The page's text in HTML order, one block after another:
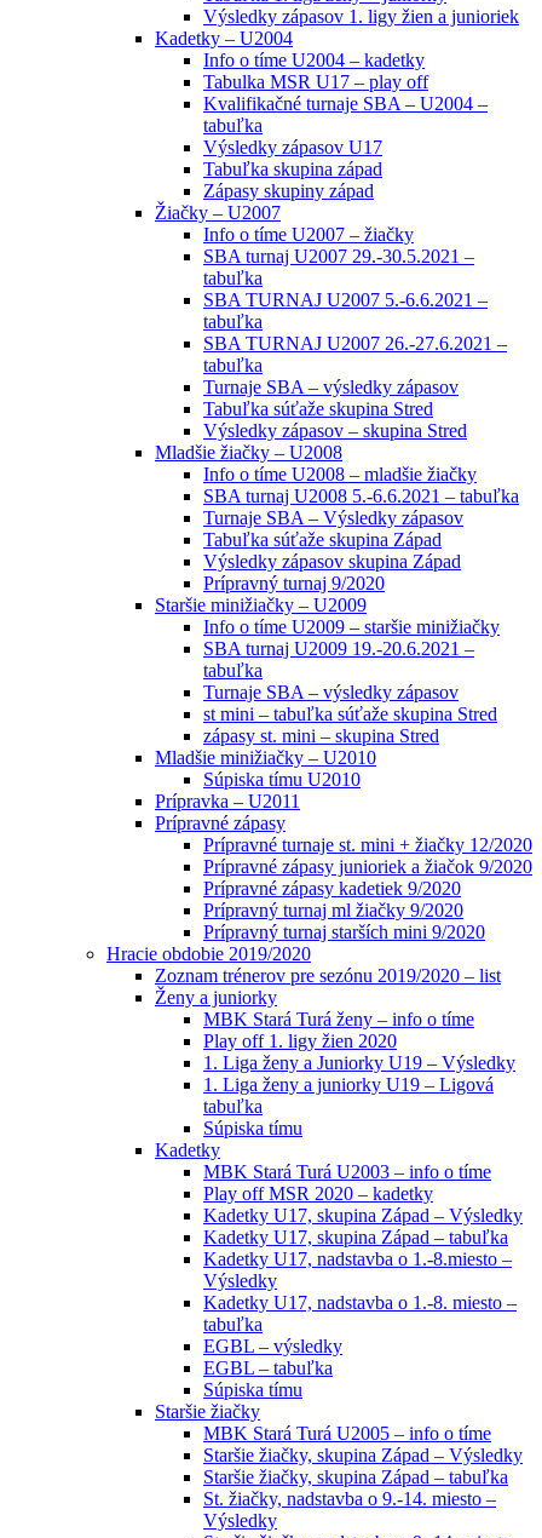
Výsledky zápasov 1. ligy žien a junioriek
Kadetky – U2004
Info o tíme U2004 – kadetky
Tabulka MSR U17 – play off
Kvalifikačné turnaje SBA – U2004 –
tabuľka
Výsledky zápasov U17
Tabuľka skupina západ
Zápasy skupiny západ
Žiačky – U2007
Info o tíme U2007 – žiačky
SBA turnaj U2007 29.-30.5.2021 –
tabuľka
SBA TURNAJ U2007 5.-6.6.2021 –
tabuľka
SBA TURNAJ U2007 26.-27.6.2021 –
tabuľka
Turnaje SBA – výsledky zápasov
Tabuľka súťaže skupina Stred
Výsledky zápasov – skupina Stred
Mladšie žiačky – U2008
Info o tíme U2008 – mladšie žiačky
SBA turnaj U2008 5.-6.6.2021 – tabuľka
Turnaje SBA – Výsledky zápasov
Tabuľka súťaže skupina Západ
Výsledky zápasov skupina Západ
Prípravný turnaj 9/2020
Staršie minižiačky – U2009
Info o tíme U2009 – staršie minižiačky
SBA turnaj U2009 19.-20.6.2021 –
tabuľka
Turnaje SBA – výsledky zápasov
st mini – tabuľka súťaže skupina Stred
zápasy st. mini – skupina Stred
Mladšie minižiačky – U2010
Súpiska tímu U2010
Prípravka – U2011
Prípravné zápasy
Prípravné turnaje st. mini + žiačky 12/2020
Prípravné zápasy junioriek a žiačok 9/2020
Prípravné zápasy kadetiek 9/2020
Prípravný turnaj ml žiačky 9/2020
Prípravný turnaj starších mini 9/2020
Hracie obdobie 2019/2020
Zoznam trénerov pre sezónu 2019/2020 – list
Ženy a juniorky
MBK Stará Turá ženy – info o tíme
Play off 1. ligy žien 2020
1. Liga ženy a Juniorky U19 – Výsledky
1. Liga ženy a juniorky U19 – Ligová
tabuľka
Súpiska tímu
Kadetky
MBK Stará Turá U2003 – info o tíme
Play off MSR 2020 – kadetky
Kadetky U17, skupina Západ – Výsledky
Kadetky U17, skupina Západ – tabuľka
Kadetky U17, nadstavba o 1.-8.miesto –
Výsledky
Kadetky U17, nadstavba o 1.-8. miesto –
tabuľka
EGBL – výsledky
EGBL – tabuľka
Súpiska tímu
Staršie žiačky
MBK Stará Turá U2005 – info o tíme
Staršie žiačky, skupina Západ – Výsledky
Staršie žiačky, skupina Západ – tabuľka
St. žiačky, nadstavba o 9.-14. miesto –
Výsledky